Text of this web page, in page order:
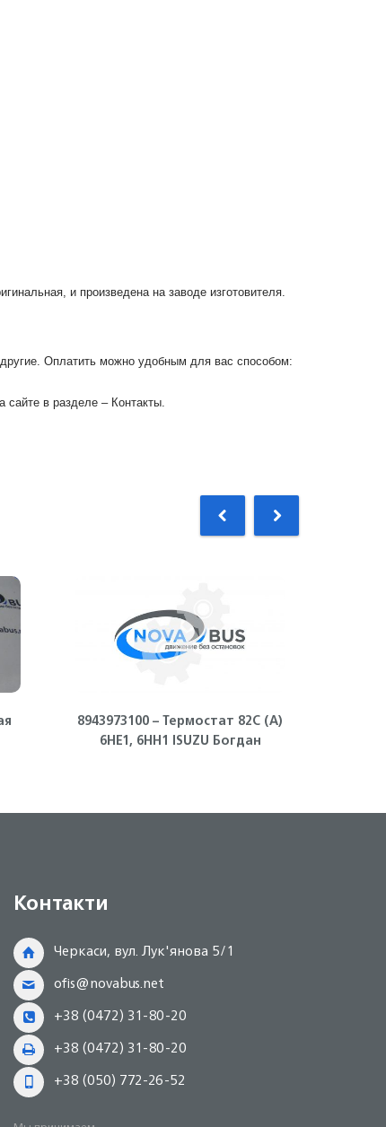
и произведена на заводе изготовителя.
Оплатить можно удобным для вас способом:
в разделе – Контакты.
8943973100 – Термостат 82С (А)
6НЕ1, 6НН1 ISUZU Богдан
Контакти
Черкаси, вул. Лук'янова 5/1
ofis@novabus.net
+38 (0472) 31-80-20
+38 (0472) 31-80-20
+38 (050) 772-26-52